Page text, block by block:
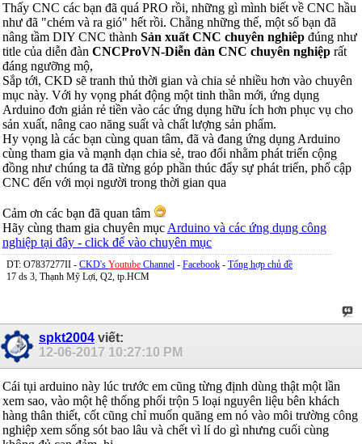
Thấy CNC các bạn đã quá PRO rồi, những gì mình biết về CNC hầu
như đã "chém và ra gió" hết rồi. Chẵng những thế, một số bạn đã
nâng tầm DIY CNC thành Sản xuất CNC chuyên nghiêp đúng như
title của diễn đàn CNCProVN-Diễn đàn CNC chuyên nghiệp rất
đáng ngưỡng mộ,
Sắp tới, CKD sẽ tranh thủ thời gian và chia sẻ nhiều hơn vào chuyên
mục này. Với hy vọng phát động một tinh thần mới, ứng dụng
Arduino đơn giản rẻ tiền vào các ứng dụng hữu ích hơn phục vụ cho
sản xuất, nâng cao năng suất và chất lượng sản phẩm.
Hy vọng là các bạn cùng quan tâm, đã và đang ứng dụng Arduino
cùng tham gia và mạnh dạn chia sẻ, trao đổi nhằm phát triển cộng
đồng như chúng ta đã từng góp phần thúc đẩy sự phát triển, phổ cập
CNC đến với mọi người trong thời gian qua
Cảm ơn các bạn đã quan tâm
Hãy cùng tham gia chuyên mục Arduino và các ứng dụng công
nghiệp tại đây - click để vào chuyên mục
DT: O7837277II - CKD's Youtube Channel - Facebook - Tổng hợp chủ đề
17 ds 3, Thạnh Mỹ Lợi, Q2, tp.HCM
spkt2004 viết:
12-06-2017 10:27:10 PM
Cái tụi arduino này lúc trước em cũng từng định dùng thật một lần
xem sao, vào một hệ thống phối trộn 5 loại nguyên liệu bên khách
hàng thân thiết, cốt cũng chỉ muốn quăng em nó vào môi trường công
nghiệp xem sống sót bao lâu và chết vì lí do gì nhưng cuối cùng